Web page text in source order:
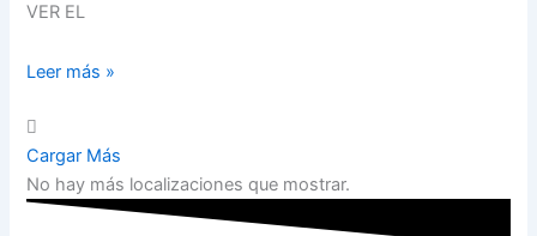
VER EL
Leer más »
Cargar Más
No hay más localizaciones que mostrar.